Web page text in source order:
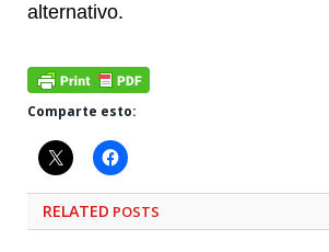
alternativo.
Comparte esto:
RELATED POSTS